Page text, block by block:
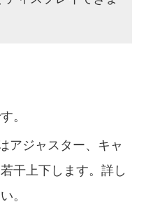
。
アジャスター、キャ
干上下します。詳し
。